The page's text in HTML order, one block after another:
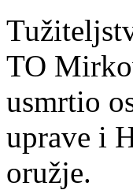
TO
usmrtio
uprave i
oružje.